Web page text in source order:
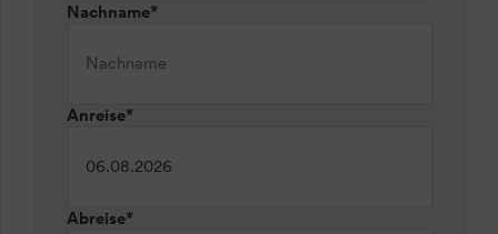
Nachname*
Anreise*
Abreise*